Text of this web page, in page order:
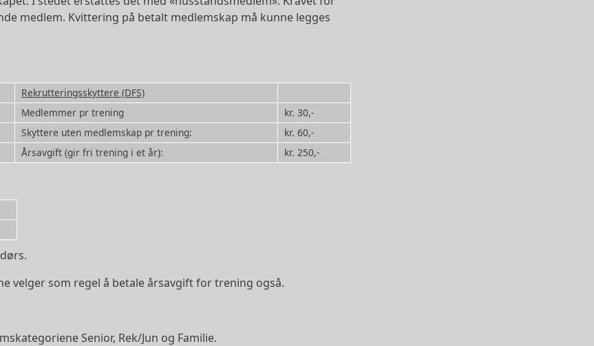
medlem. Kvittering på betalt medlemskap må kunne legges
Rekrutteringsskyttere (DFS)
Medlemmer pr trening
kr. 30,-
Skyttere uten medlemskap pr trening:
kr. 60,-
Årsavgift (gir fri trening i et år): kr. 250,-
velger som regel å betale årsavgift for trening også.
Senior, Rek/Jun og Familie.